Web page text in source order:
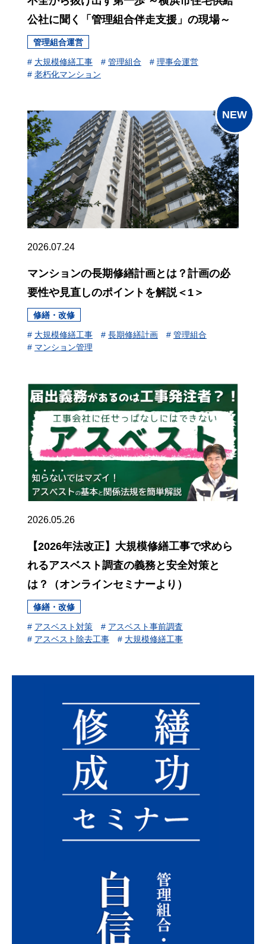
公社に聞く「管理組合伴走支援」の現場～
管理組合運営
# 大規模修繕工事 # 管理組合 # 理事会運営
# 老朽化マンション
2026.07.24
マンションの長期修繕計画とは？計画の必
要性や見直しのポイントを解説＜1＞
修繕・改修
# 大規模修繕工事 # 長期修繕計画 # 管理組合
# マンション管理
2026.05.26
【2026年法改正】大規模修繕工事で求めら
れるアスベスト調査の義務と安全対策と
は？（オンラインセミナーより）
修繕・改修
# アスベスト対策 # アスベスト事前調査
# アスベスト除去工事 # 大規模修繕工事